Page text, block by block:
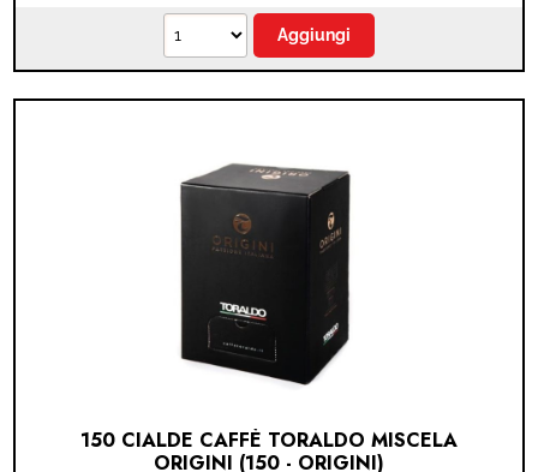
150 CIALDE CAFFÈ TORALDO MISCELA
ORIGINI (150 - ORIGINI)